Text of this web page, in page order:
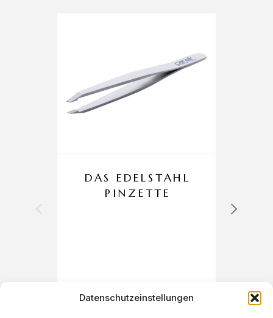
Datenschutzeinstellungen
DAS EDELSTAHL
PINZETTE